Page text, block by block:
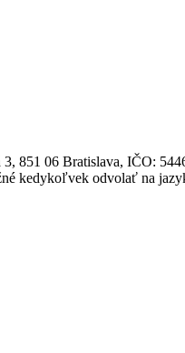
851 06 Bratislava, IČO:
kedykoľvek odvolať na